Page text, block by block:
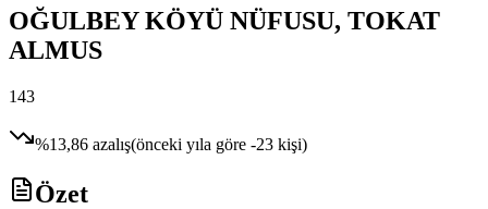
OĞULBEYKÖYÜ NÜFUSU, TOKAT
ALMUS
143
%13,86 azalış(önceki yıla göre -23 kişi)
Özet